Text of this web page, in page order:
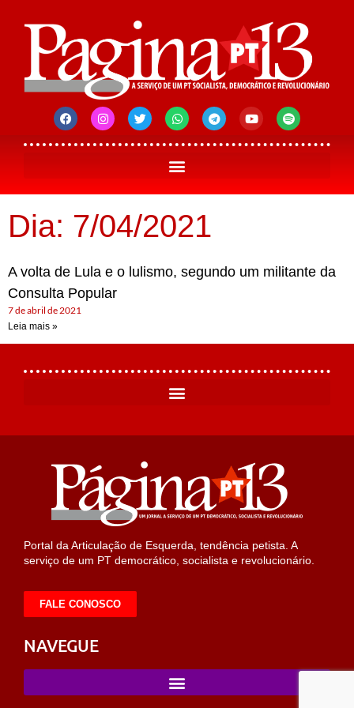
Dia: 7/04/2021
A volta de Lula e o lulismo, segundo um militante da
Consulta Popular
7 de abril de 2021
Leia mais »
Portal da Articulação de Esquerda, tendência petista. A
serviço de um PT democrático, socialista e revolucionário.
FALE CONOSCO
NAVEGUE